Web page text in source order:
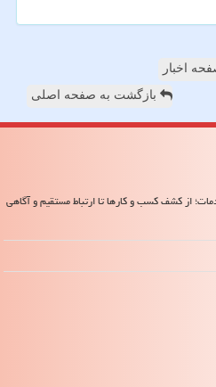
اخبار
بازگشت به صفحه اصلی
از کشف کسب و کارها تا ارتباط مستقیم و آگاهی